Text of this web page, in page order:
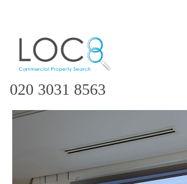
020 3031 8563